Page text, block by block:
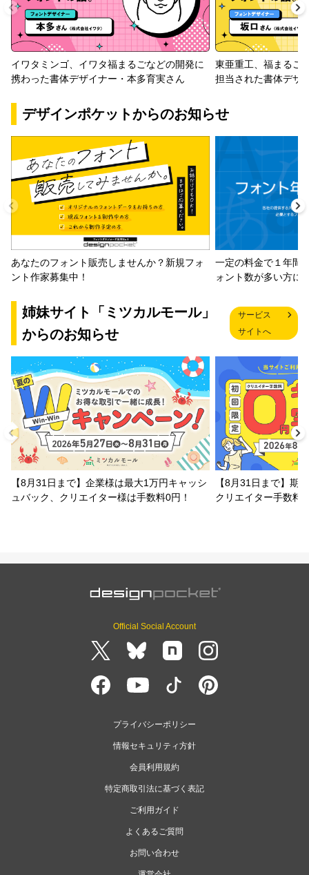
イワタミンゴ、イワタ福まるごなどの開発に
携わった書体デザイナー・本多育実さん
東亜重工、福まるご
担当された書体デザ
デザインポケットからのお知らせ
あなたのフォント販売しませんか？新規フォ
ント作家募集中！
一定の料金で１年間
ォント数が多い方に
姉妹サイト「ミツカルモール」
からのお知らせ
サービス
サイトへ
【8月31日まで】企業様は最大1万円キャッシ
ュバック、クリエイター様は手数料0円！
【8月31日まで】期
クリエイター手数料
Official Social Account
プライバシーポリシー
情報セキュリティ方針
会員利用規約
特定商取引法に基づく表記
ご利用ガイド
よくあるご質問
お問い合わせ